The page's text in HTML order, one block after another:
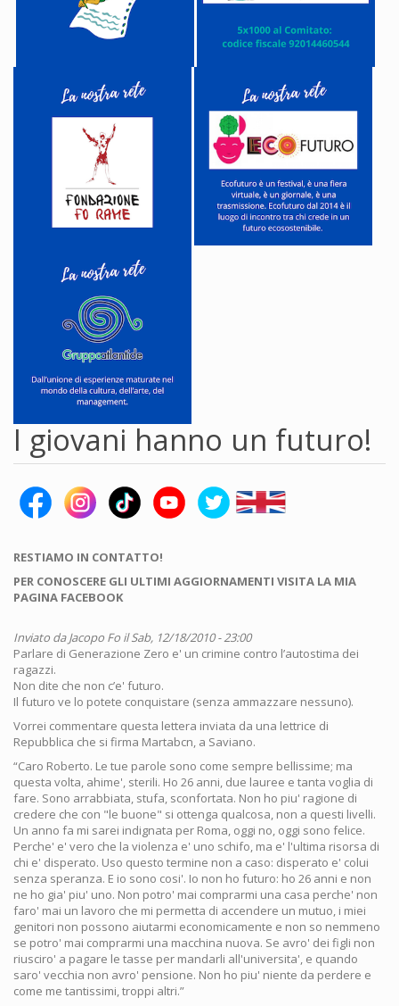
I giovani hanno un futuro!
RESTIAMO IN CONTATTO!
PER CONOSCERE GLI ULTIMI AGGIORNAMENTI VISITA LA MIA
PAGINA FACEBOOK
Inviato daJacopo Fo il Sab, 12/18/2010 - 23:00
Parlare di Generazione Zero e' un crimine contro l’autostima dei
ragazzi.
Non dite che non c’e' futuro.
Il futuro ve lo potete conquistare (senza ammazzare nessuno).
Vorrei commentare questa lettera inviata da una lettrice di
Repubblica che si firma Martabcn, a Saviano.
“Caro Roberto. Le tue parole sono come sempre bellissime; ma
questa volta, ahime', sterili. Ho 26 anni, due lauree e tanta voglia di
fare. Sono arrabbiata, stufa, sconfortata. Non ho piu' ragione di
credere che con "le buone" si ottenga qualcosa, non a questi livelli.
Un anno fa mi sarei indignata per Roma, oggi no, oggi sono felice.
Perche' e' vero che la violenza e' uno schifo, ma e' l'ultima risorsa di
chi e' disperato. Uso questo termine non a caso: disperato e' colui
senza speranza. E io sono cosi'. Io non ho futuro: ho 26 anni e non
ne ho gia' piu' uno. Non potro' mai comprarmi una casa perche' non
faro' mai un lavoro che mi permetta di accendere un mutuo, i miei
genitori non possono aiutarmi economicamente e non so nemmeno
se potro' mai comprarmi una macchina nuova. Se avro' dei figli non
riusciro' a pagare le tasse per mandarli all'universita', e quando
saro' vecchia non avro' pensione. Non ho piu' niente da perdere e
come me tantissimi, troppi altri.”